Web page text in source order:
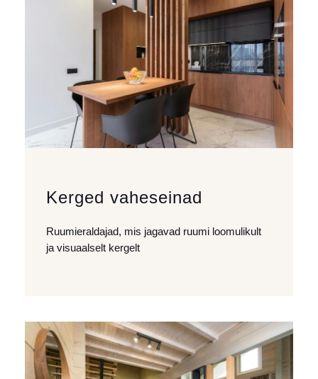
Kerged vaheseinad
Ruumieraldajad, mis jagavad ruumi loomulikult
ja visuaalselt kergelt